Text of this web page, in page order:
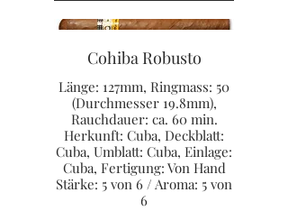
Cohiba Robusto
Länge: 127mm, Ringmass: 50
(Durchmesser 19.8mm),
Rauchdauer: ca. 60 min.
Herkunft: Cuba, Deckblatt:
Cuba, Umblatt: Cuba, Einlage:
Cuba, Fertigung: Von Hand
Stärke: 5 von 6 / Aroma: 5 von
6